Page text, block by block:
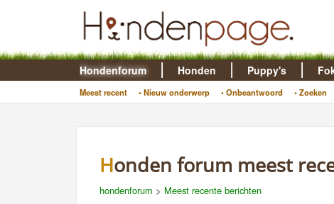
Hondenforum
Meest recent • Nieuw onderwerp • Onbeantwoord • Zoeken
Honden Puppy's
Honden forum meest
hondenforum > Meest recente berichten